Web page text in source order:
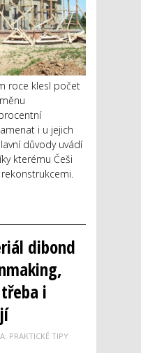
roce klesl počet
i u jejich
důvody uvádí
kterému Češi
dibond
i
PRAKTICKÉ TIPY